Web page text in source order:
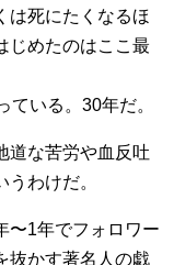
は死にたくなるほ
じめたのはここ最
いる。30年だ。
道な苦労や血反吐
わけだ。
〜1年でフォロワー
抜かす著名人の戯